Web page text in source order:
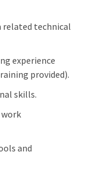
related technical
experience
provided).
skills.
and